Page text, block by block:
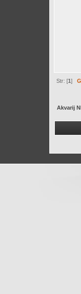
Str: [1]
Akvarij